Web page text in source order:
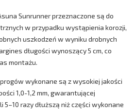
Sunrunner przeznaczone są do
w przypadku wystąpienia korozji,
uszkodzeń w wyniku drobnych
długości wynoszący 5 cm, co
montażu.
wykonane są z wysokiej jakości
1,0-1,2 mm, gwarantującej
5–10 razy dłuższą niż części wykonane